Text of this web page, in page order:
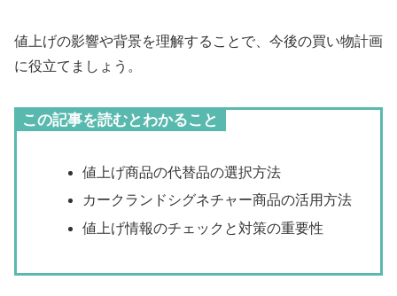
値上げの影響や背景を理解することで、今後の買い物計画
に役立てましょう。
この記事を読むとわかること
値上げ商品の代替品の選択方法
カークランドシグネチャー商品の活用方法
値上げ情報のチェックと対策の重要性